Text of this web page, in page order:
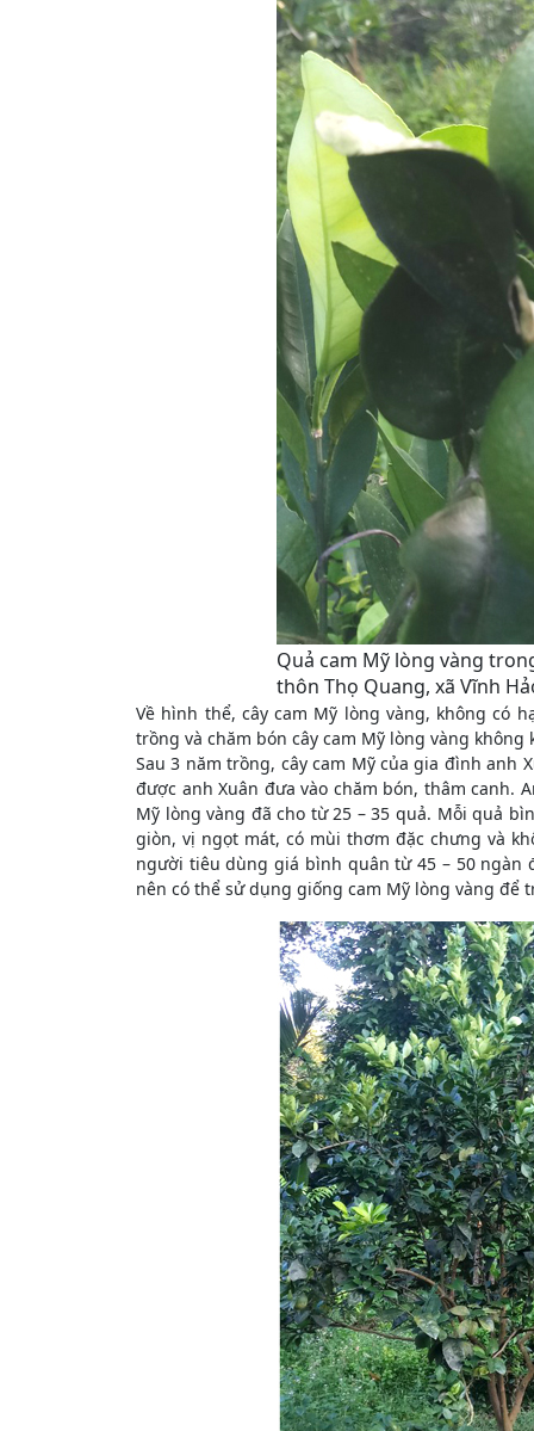
Quả cam Mỹ lòng vàng
thôn Thọ Quang, xã Vĩnh
Về hình thể, cây cam Mỹ lòng vàng, không có
trồng và chăm bón cây cam Mỹ lòng vàng
Sau 3 năm trồng, cây cam Mỹ của gia đình anh
được anh Xuân đưa vào chăm bón, thâm canh.
Mỹ lòng vàng đã cho từ 25 – 35 quả. Mỗi quả
giòn, vị ngọt mát, có mùi thơm đặc chưng và
người tiêu dùng giá bình quân từ 45 – 50 ngàn
nên có thể sử dụng giống cam Mỹ lòng vàng để